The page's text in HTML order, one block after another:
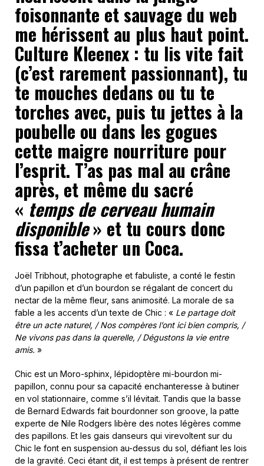
foisonnante et sauvage du web
me hérissent au plus haut point.
Culture Kleenex : tu lis vite fait
(c’est rarement passionnant), tu
te mouches dedans ou tu te
torches avec, puis tu jettes à la
poubelle ou dans les gogues
cette maigre nourriture pour
l’esprit. T’as pas mal au crâne
après, et même du sacré
«temps de cerveau humain
disponible» et tu cours donc
fissa t’acheter un Coca.
Joël Tribhout, photographe et fabuliste, a conté le festin
d’un papillon et d’un bourdon se régalant de concert du
nectar de la même fleur, sans animosité. La morale de sa
fable a les accents d’un texte de Chic : « Le partage doit
être un acte naturel, / Nos compères l’ont ici bien compris, /
Ne vivons pas dans la querelle, / Dégustons la vie entre
amis. »
Chic est un Moro-sphinx, lépidoptère mi-bourdon mi-
papillon, connu pour sa capacité enchanteresse à butiner
en vol stationnaire, comme s’il lévitait. Tandis que la basse
de Bernard Edwards fait bourdonner son groove, la patte
experte de Nile Rodgers libère des notes légères comme
des papillons. Et les gais danseurs qui virevoltent sur du
Chic le font en suspension au-dessus du sol, défiant les lois
de la gravité. Ceci étant dit, il est temps à présent de rentrer